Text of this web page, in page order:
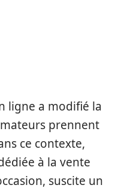
ligne a modifié la
prennent
ce contexte,
à la vente
suscite un